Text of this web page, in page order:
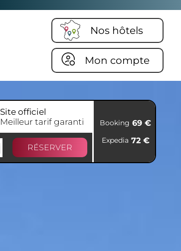
Nos hôtels
Mon compte
Site officiel
Meilleur tarif garanti
RÉSERVER
Booking 69 €
Expedia 72 €